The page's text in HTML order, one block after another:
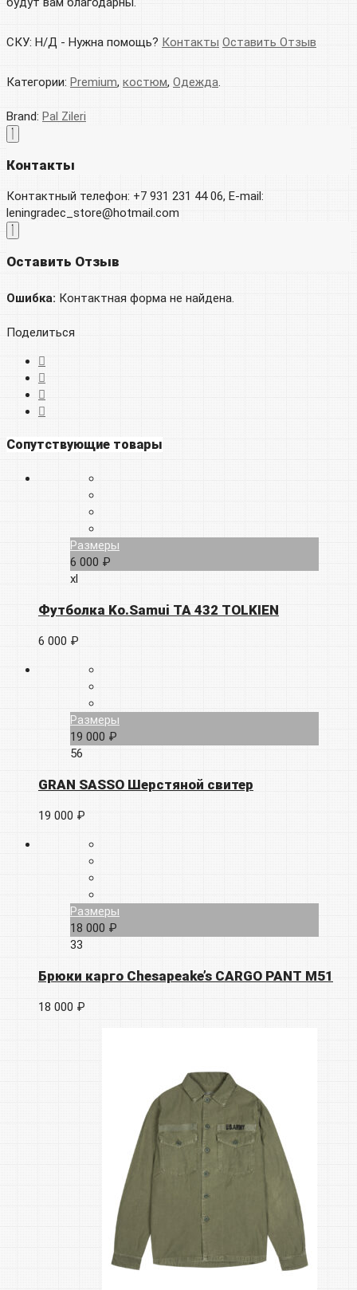
СКУ: Н/Д - Нужна помощь? Контакты Оставить Отзыв
Категории: Premium, костюм, Одежда.
Brand: Pal Zileri
Контакты
Контактный телефон: +7 931 231 44 06, E-mail:
leningradec_store@hotmail.com
Оставить Отзыв
Ошибка: Контактная форма не найдена.
Поделиться
Сопутствующие товары
Размеры
6 000 ₽
xl
Футболка Ko.Samui TA 432 TOLKIEN
6 000 ₽
Размеры
19 000 ₽
56
GRAN SASSO Шерстяной свитер
19 000 ₽
Размеры
18 000 ₽
33
Брюки карго Chesapeake’s CARGO PANT M51
18 000 ₽